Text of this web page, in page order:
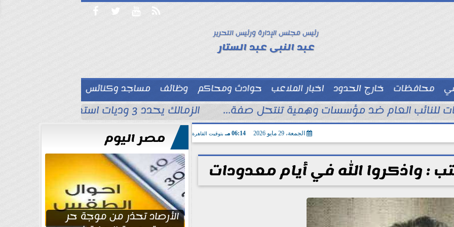
   
رئيس مجلس الإدارة ورئيس التحرير
عبد النبى عبد الستار
محافظات خارج الحدود اخبار الملاعب حوادث ومحاكم وظائف
مساجد وكنائس
توك شو 
الزمالك يحدد 3 وديات استعدادًا للموسم الجديد قبل مواجهة الاتحاد السكندري
الجمعة، 29 مايو 2026 06:14 مـ بتوقيت القاهرة
: واذكروا الله في أيام معدودات
مصر اليوم
الأرصاد تحذر من موجة حر